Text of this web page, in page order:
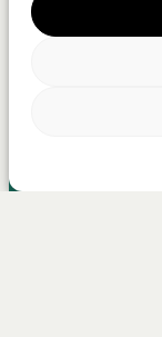
När Golfklubb
hedmarker,